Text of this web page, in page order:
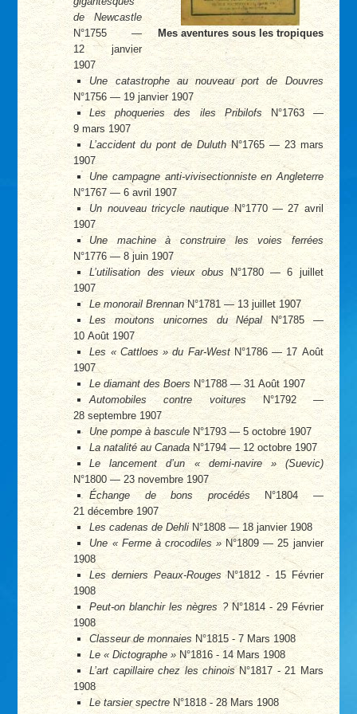
Mes aventures sous les tropiques
de Newcastle
N°1755 —
12 janvier
1907
Une catastrophe au nouveau port de Douvres
N°1756 — 19 janvier 1907
Les phoqueries des iles Pribilofs N°1763 —
9 mars 1907
L’accident du pont de DuluthN°1765 — 23 mars
1907
Une campagne anti-vivisectionniste en Angleterre
N°1767 — 6 avril 1907
Un nouveau tricycle nautiqueN°1770 — 27 avril
1907
Une machine à construire les voies ferrées
N°1776 — 8 juin 1907
L’utilisation des vieux obus N°1780 — 6 juillet
1907
Le monorail BrennanN°1781 — 13 juillet 1907
Les moutons unicornes du NépalN°1785 —
10 Août 1907
Les « Cattloes » du Far-WestN°1786 — 17 Août
1907
Le diamant des BoersN°1788 — 31 Août 1907
Automobiles contre voitures N°1792 —
28 septembre 1907
Une pompe à basculeN°1793 — 5 octobre 1907
La natalité au Canada N°1794 — 12 octobre 1907
Le lancement d’un « demi-navire » (Suevic)
N°1800 — 23 novembre 1907
Échange de bons procédés N°1804 —
21 décembre 1907
Les cadenas de DehliN°1808 — 18 janvier 1908
Une « Ferme à crocodiles » N°1809 — 25 janvier
1908
Les derniers Peaux-RougesN°1812 - 15 Février
1908
Peut-on blanchir les nègres ?N°1814 - 29 Février
1908
Classeur de monnaiesN°1815 - 7 Mars 1908
Le « Dictographe »N°1816 - 14 Mars 1908
L’art capillaire chez les chinoisN°1817 - 21 Mars
1908
Le tarsier spectre N°1818 - 28 Mars 1908